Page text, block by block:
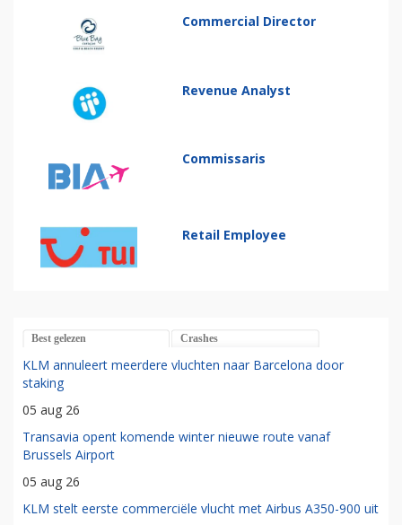
Commercial Director
Revenue Analyst
Commissaris
Retail Employee
Best gelezen Crashes
KLM annuleert meerdere vluchten naar Barcelona door
staking
05 aug 26
Transavia opent komende winter nieuwe route vanaf
Brussels Airport
05 aug 26
KLM stelt eerste commerciële vlucht met Airbus A350-900 uit